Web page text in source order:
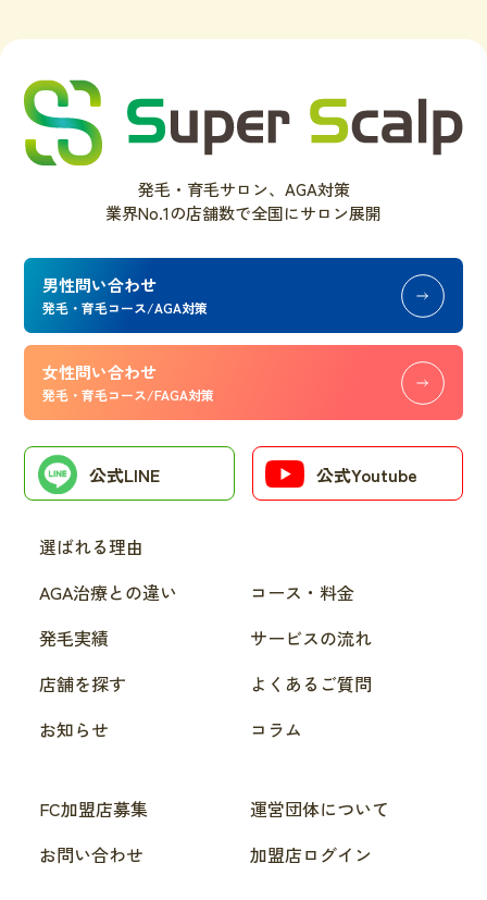
発毛・育毛サロン、AGA対策
業界No.1の店舗数で全国にサロン展開
男性問い合わせ
発毛・育毛コース/AGA対策
女性問い合わせ
発毛・育毛コース/FAGA対策
公式LINE 公式Youtube
選ばれる理由
AGA治療との違い
コース・料金
発毛実績
サービスの流れ
店舗を探す
よくあるご質問
お知らせ
コラム
FC加盟店募集
運営団体について
お問い合わせ
加盟店ログイン